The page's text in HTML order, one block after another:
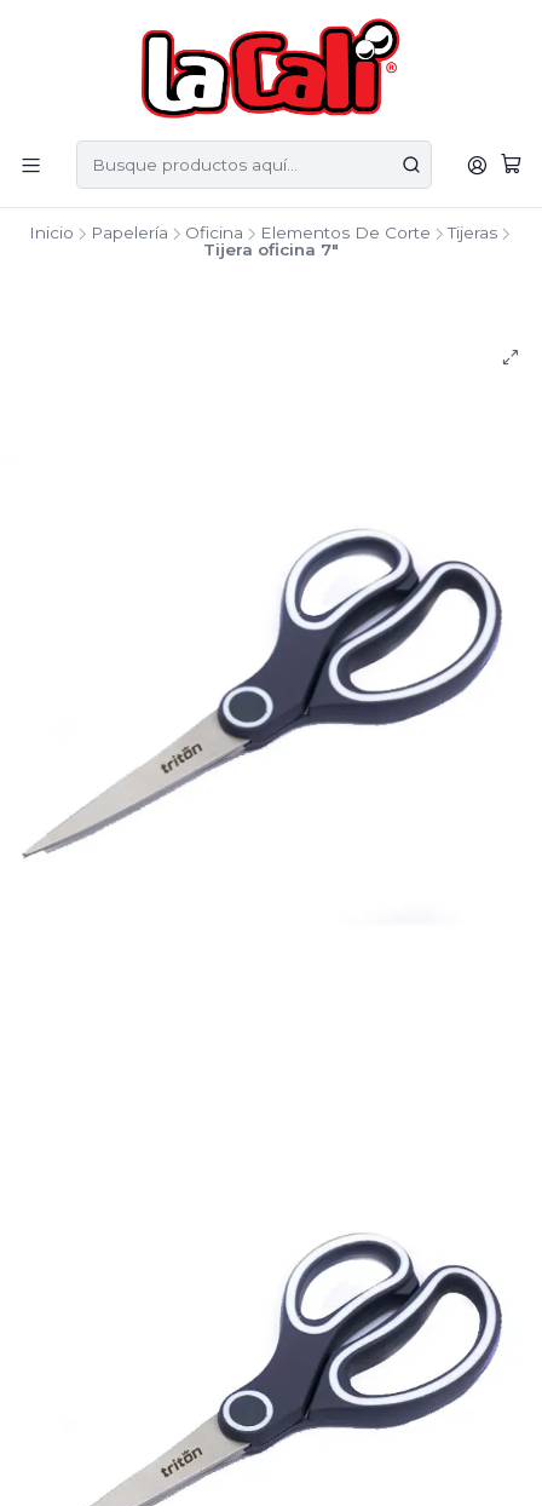
Inicio Papelería Oficina Elementos De Corte
Tijeras
Tijera oficina 7"